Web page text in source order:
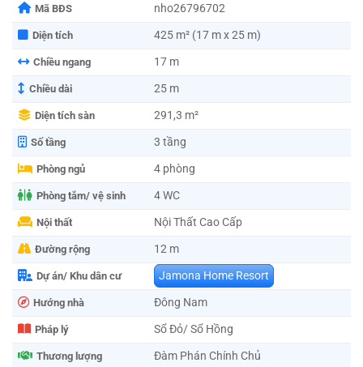
Mã BĐS nho26796702
Diện tích 425 m² (17 m x 25 m)
Chiều ngang 17 m
Chiều dài 25 m
Diện tích sàn 291,3 m²
Số tầng 3 tầng
Phòng ngủ 4 phòng
Phòng tắm/ vệ sinh 4 WC
Nội thất Nội Thất Cao Cấp
Đường rộng 12 m
Dự án/ Khu dân cư Jamona Home Resort
Hướng nhà Đông Nam
Pháp lý Sổ Đỏ/ Sổ Hồng
Thương lượng Đàm Phán Chính Chủ